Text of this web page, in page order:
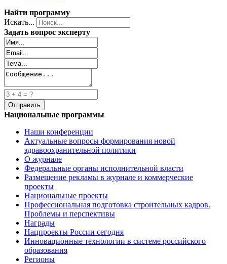
Найти программу
Искать...
Задать вопрос эксперту
Национальные программы
Наши конференции
Актуальные вопросы формирования новой
здравоохранительной политики
О журнале
Федеральные органы исполнительной власти
Размещение рекламы в журнале и коммерческие
проекты
Национальные проекты
Профессиональная подготовка строительных кадров.
Проблемы и перспективы
Награды
Нацпроекты России сегодня
Инновационные технологии в системе российского
образования
Регионы